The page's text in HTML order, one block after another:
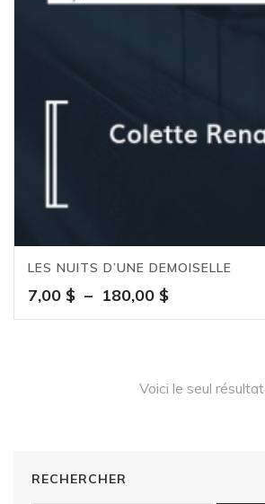
LES NUITS D’UNE DEMOISELLE
7,00 $ – 180,00 $Plage
de
180,00 $
Voici le seul résultat
RECHERCHER